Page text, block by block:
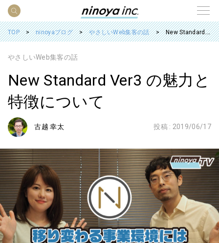
TOP ninoyaブログ やさしいWeb集客の話 New Standard Ver3 の魅力と特徴について
やさしいWeb集客の話
New Standard Ver3 の魅力と
特徴について
古越 幸太 投稿 : 2019/06/17